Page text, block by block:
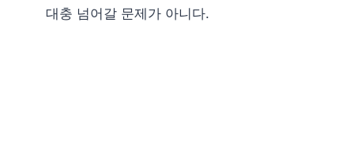
대충 넘어갈 문제가 아니다.